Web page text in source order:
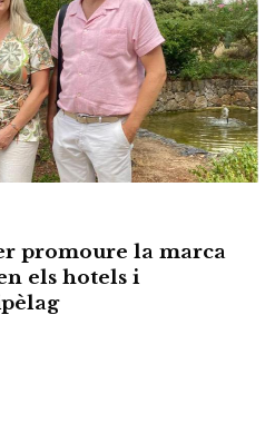
promoure la marca
els hotels i